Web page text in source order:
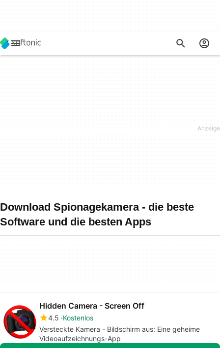
Download Spionagekamera - die beste
Software und die besten Apps
Hidden Camera - Screen Off
4.5 Kostenlos
Versteckte Kamera - Bildschirm aus: Eine geheime
Videoaufzeichnungs-App